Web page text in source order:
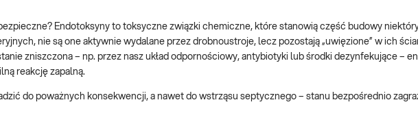
Endotoksyny to toksyczne związki chemiczne, które stanowią część budowy
nie są one aktywnie wydalane przez drobnoustroje, lecz pozostają „uwięzione” w ich
zniszczona – np. przez nasz układ odpornościowy, antybiotyki lub środki dezynfekujące –
reakcję zapalną.
do poważnych konsekwencji, a nawet do wstrząsu septycznego – stanu bezpośrednio